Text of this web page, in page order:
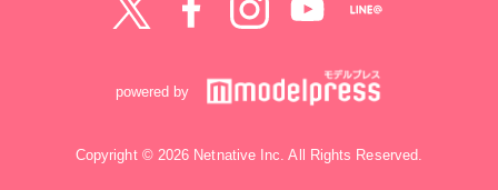
powered by
Copyright © 2026 Netnative Inc. All Rights Reserved.